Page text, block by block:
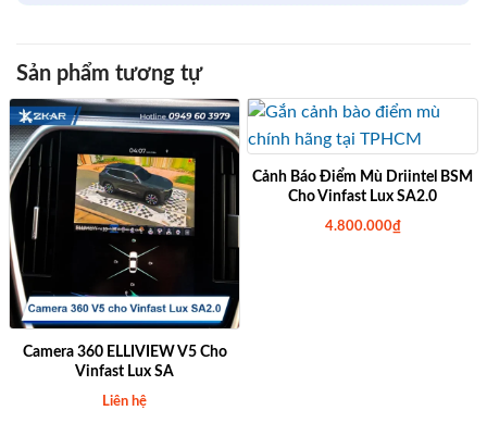
Sản phẩm tương tự
Camera 360 ELLIVIEW V5 Cho
Vinfast Lux SA
Liên hệ
Cảnh Báo Điểm Mù Driintel BSM
Cho Vinfast Lux SA2.0
4.800.000₫